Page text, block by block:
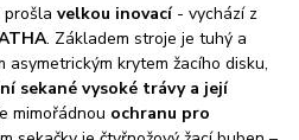
prošlavelkou inovací- vychází z
. Základem stroje je tuhý a
asymetrickým krytem žacího disku,
sekané vysoké trávy a její
mimořádnou ochranu pro